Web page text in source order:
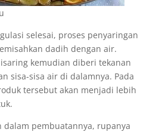
selesai, proses penyaringan
dadih dengan air.
kemudian diberi tekanan
sisa-sisa air di dalamnya. Pada
tersebut akan menjadi lebih
dalam pembuatannya, rupanya